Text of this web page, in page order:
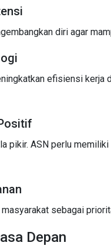
diri agar
efisiensi kerja
pikir. ASN perlu
sebagai
Depan